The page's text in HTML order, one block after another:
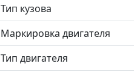
Тип кузова
Маркировка двигателя
Тип двигателя